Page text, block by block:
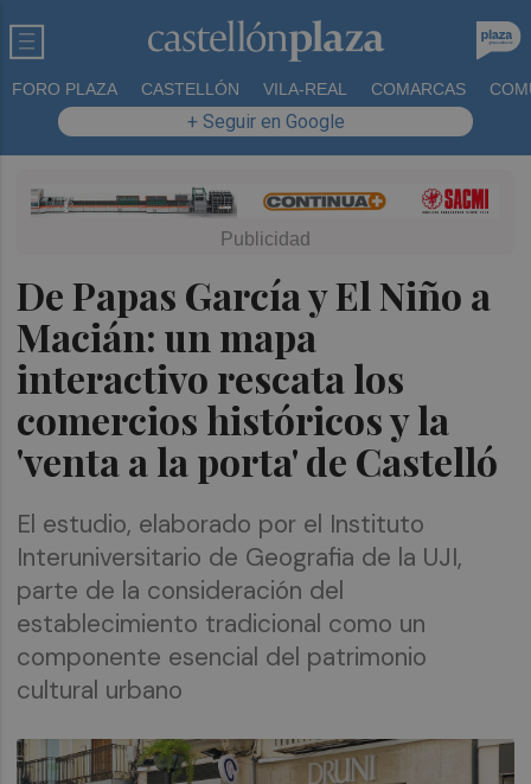
FORO PLAZA CASTELLÓN VILA-REAL COMARCAS
+ Seguir en Google
De Papas García y El Niño a
Macián: un mapa
interactivo rescata los
comercios históricos y la
'venta a la porta' de Castelló
El estudio, elaborado por el Instituto
Interuniversitario de Geografia de la UJI,
parte de la consideración del
establecimiento tradicional como un
componente esencial del patrimonio
cultural urbano